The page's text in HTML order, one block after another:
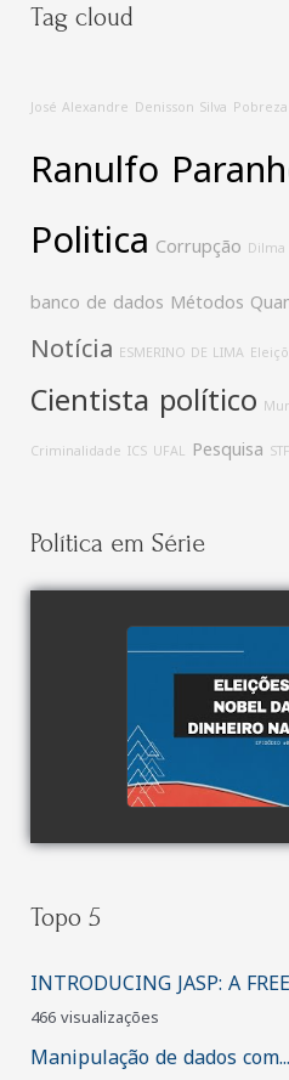
Tag cloud
José Alexandre Denisson Silva Pobreza
Ranulfo
Politica Corrupção Dilma
banco de dados Métodos
Notícia ESMERINO DE LIMA
Cientista político
Criminalidade ICS UFAL Pesquisa STF
Política em Série
watch
Topo 5
INTRODUCING JASP: A
466 visualizações
Manipulação de dados com...